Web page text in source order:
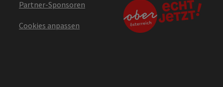
Partner-Sponsoren
Cookies anpassen